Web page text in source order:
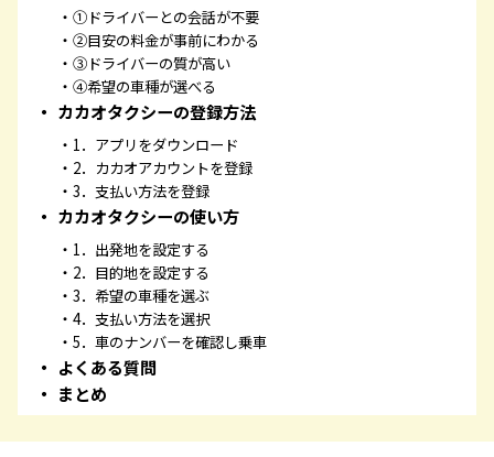
①ドライバーとの会話が不要
②目安の料金が事前にわかる
③ドライバーの質が高い
④希望の車種が選べる
カカオタクシーの登録方法
1．アプリをダウンロード
2．カカオアカウントを登録
3．支払い方法を登録
カカオタクシーの使い方
1．出発地を設定する
2．目的地を設定する
3．希望の車種を選ぶ
4．支払い方法を選択
5．車のナンバーを確認し乗車
よくある質問
まとめ